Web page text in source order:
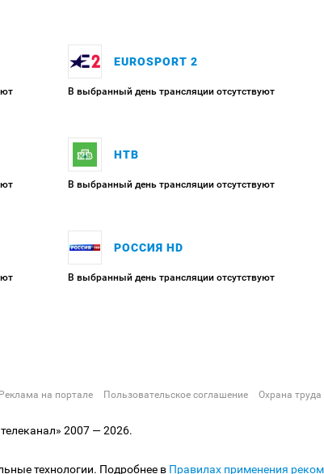
EUROSPORT 2
В выбранный день трансляции отсутствуют
НТВ
В выбранный день трансляции отсутствуют
РОССИЯ HD
В выбранный день трансляции отсутствуют
Реклама на портале Пользовательское соглашение Охрана труда
2007 — 2026.
технологии. Подробнее в Правилах применения